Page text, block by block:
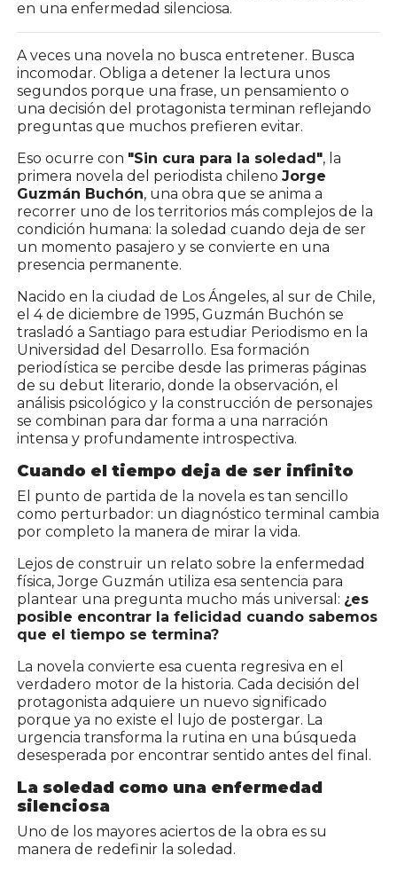
en una enfermedad silenciosa.
A veces una novela no busca entretener. Busca
incomodar. Obliga a detener la lectura unos
segundos porque una frase, un pensamiento o
una decisión del protagonista terminan reflejando
preguntas que muchos prefieren evitar.
Eso ocurre con "Sin cura para la soledad", la
primera novela del periodista chileno Jorge
Guzmán Buchón, una obra que se anima a
recorrer uno de los territorios más complejos de la
condición humana: la soledad cuando deja de ser
un momento pasajero y se convierte en una
presencia permanente.
Nacido en la ciudad de Los Ángeles, al sur de Chile,
el 4 de diciembre de 1995, Guzmán Buchón se
trasladó a Santiago para estudiar Periodismo en la
Universidad del Desarrollo. Esa formación
periodística se percibe desde las primeras páginas
de su debut literario, donde la observación, el
análisis psicológico y la construcción de personajes
se combinan para dar forma a una narración
intensa y profundamente introspectiva.
Cuando el tiempo deja de ser infinito
El punto de partida de la novela es tan sencillo
como perturbador: un diagnóstico terminal cambia
por completo la manera de mirar la vida.
Lejos de construir un relato sobre la enfermedad
física, Jorge Guzmán utiliza esa sentencia para
plantear una pregunta mucho más universal: ¿es
posible encontrar la felicidad cuando sabemos
que el tiempo se termina?
La novela convierte esa cuenta regresiva en el
verdadero motor de la historia. Cada decisión del
protagonista adquiere un nuevo significado
porque ya no existe el lujo de postergar. La
urgencia transforma la rutina en una búsqueda
desesperada por encontrar sentido antes del final.
La soledad como una enfermedad
silenciosa
Uno de los mayores aciertos de la obra es su
manera de redefinir la soledad.